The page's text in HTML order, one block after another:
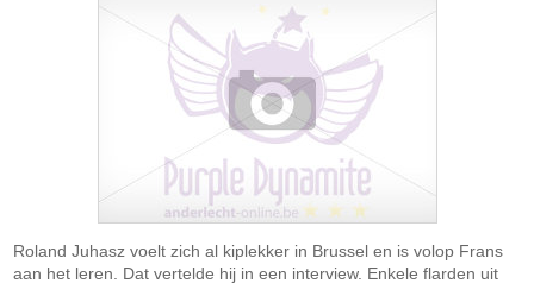
Roland Juhasz voelt zich al kiplekker in Brussel en is volop Frans
aan het leren. Dat vertelde hij in een interview. Enkele flarden uit